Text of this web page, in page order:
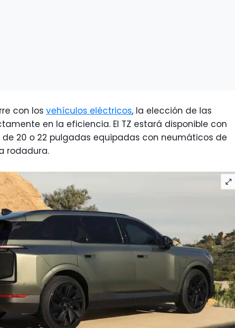
con los vehículos eléctricos, la elección de las
en la eficiencia. El TZ estará disponible con
20 o 22 pulgadas equipadas con neumáticos de
rodadura.